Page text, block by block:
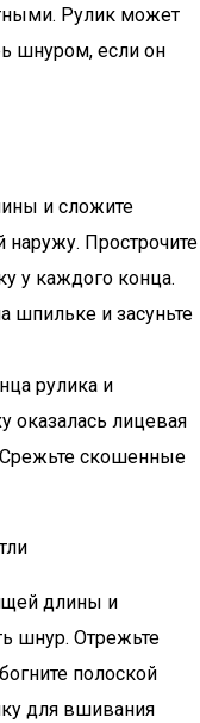
Рулик может
шнуром, если он
и сложите
наружу. Прострочите
у каждого конца.
шпильке и засуньте
рулика и
оказалась лицевая
Срежьте скошенные
длины и
шнур. Отрежьте
полоской
для вшивания